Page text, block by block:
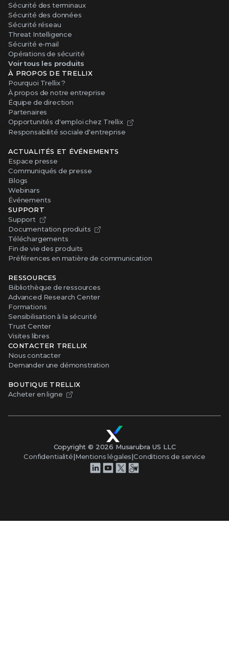
Sécurité des terminaux
Sécurité des données
Sécurité réseau
Threat Intelligence
Sécurité e-mail
Opérations de sécurité
Voir tous les produits
À PROPOS DE TRELLIX
Pourquoi Trellix ?
À propos de notre entreprise
Équipe de direction
Partenaires
Opportunités d'emploi chez Trellix
Responsabilité sociale d'entreprise
ACTUALITÉS ET ÉVÉNEMENTS
Espace presse
Communiqués de presse
Blogs
Webinars
Événements
SUPPORT
Support
Documentation produits
Téléchargements
Fin de vie des produits
Préférences en matière de communication
RESSOURCES
Bibliothèque de ressources
Advanced Research Center
Formations
Sensibilisation à la sécurité
Trust Center
Visites libres
CONTACTER TRELLIX
Nous contacter
Demander une démonstration
BOUTIQUE TRELLIX
Acheter en ligne
Copyright © 2026 Musarubra US LLC
Confidentialité|Mentions légales|Conditions de service